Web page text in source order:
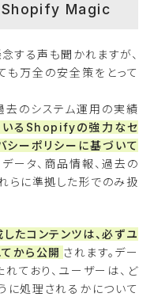
Shopify Magic
する声も聞かれますが、
万全の安全策をとって
のシステム運用の実績
いるShopifyの強力なセ
シーポリシーに基づいて
ータ、商品情報、過去の
らに準拠した形でのみ扱
コンテンツは、必ずユ
から公開 されます。デー
ており、ユーザーは、ど
に処理されるかについて